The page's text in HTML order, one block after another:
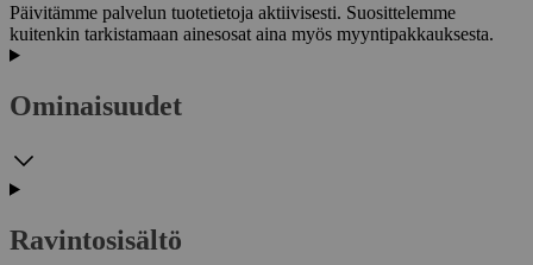
Päivitämme palvelun tuotetietoja aktiivisesti. Suosittelemme
kuitenkin tarkistamaan ainesosat aina myös myyntipakkauksesta.
Ominaisuudet
Ravintosisältö